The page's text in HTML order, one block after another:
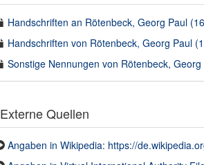
Handschriften an Rötenbeck, Georg Paul
Handschriften von Rötenbeck, Georg Paul
Sonstige Nennungen von Rötenbeck,
Externe Quellen
Angaben in Wikipedia: https://